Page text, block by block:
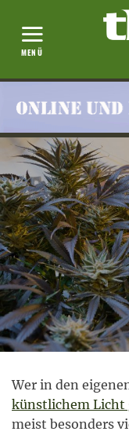
Wer in den
künstlichem Licht
meist besonders